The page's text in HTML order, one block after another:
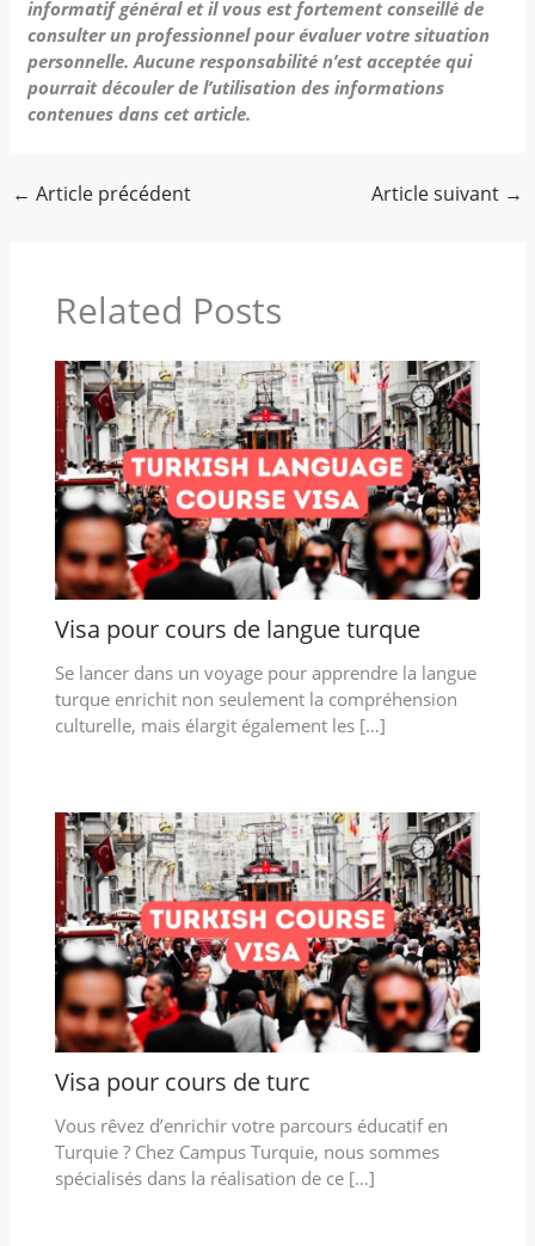
informatif général et il vous est fortement conseillé de
consulter un professionnel pour évaluer votre situation
personnelle. Aucune responsabilité n’est acceptée qui
pourrait découler de l’utilisation des informations
contenues dans cet article.
← Article précédent Article suivant →
Related Posts
Visa pour cours de langue turque
Se lancer dans un voyage pour apprendre la langue
turque enrichit non seulement la compréhension
culturelle, mais élargit également les […]
Visa pour cours de turc
Vous rêvez d’enrichir votre parcours éducatif en
Turquie ? Chez Campus Turquie, nous sommes
spécialisés dans la réalisation de ce […]